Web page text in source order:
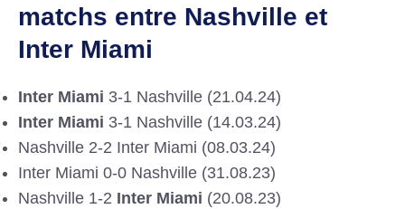
matchs entre Nashville et
Inter Miami
Inter Miami 3-1 Nashville (21.04.24)
Inter Miami 3-1 Nashville (14.03.24)
Nashville 2-2 Inter Miami (08.03.24)
Inter Miami 0-0 Nashville (31.08.23)
Nashville 1-2 Inter Miami (20.08.23)